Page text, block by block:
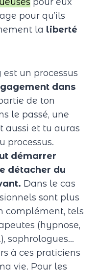
pour qu’ils
la liberté
un processus
dans
de ton
le passé, une
aussi et tu auras
processus.
démarrer
détacher du
Dans le cas
sont plus
complément, tels
(hypnose,
sophrologues…
à ces praticiens
vie. Pour les